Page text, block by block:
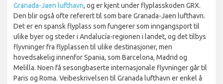
Granada-Jaen lufthavn, og er kjent under flyplasskoden GRX.
Den blir også ofte referert til som bare Granada-Jaen lufthavn.
Det er en spansk flyplass som fungerer som inngangsport til
ulike byer og steder i Andalucía-regionen i landet, og det tilbys
flyvninger fra flyplassen til ulike destinasjoner, men
hovedsakelig innenfor Spania, som Barcelona, Madrid og
Melilla. Noen få sesongbaserte internasjonale flyvninger går til
Paris og Roma. Veibeskrivelsen til Granada lufthavn er enkel å